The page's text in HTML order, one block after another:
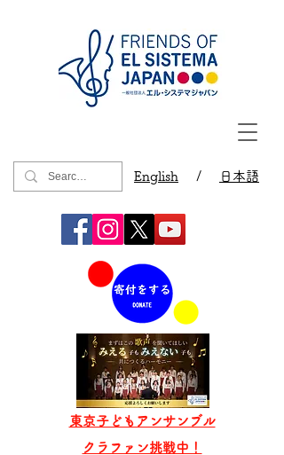
English / 日本語
東京子どもアンサンブル
​クラファン挑戦中！